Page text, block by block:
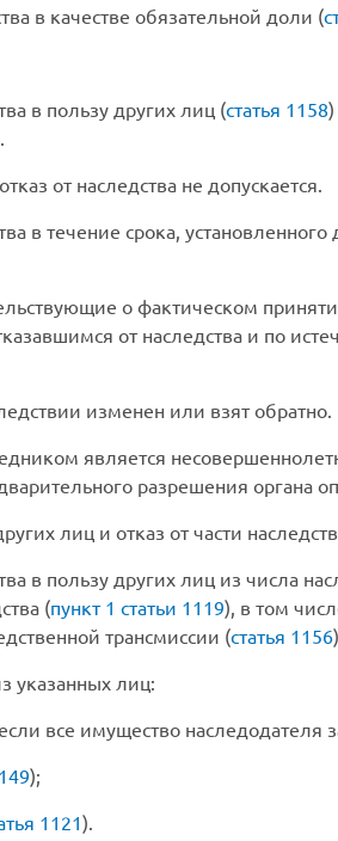
в качестве обязательной доли (
в пользу других лиц (статья 1158
отказ от наследства не допускается.
в течение срока,
о фактическом
от наследства и по
изменен или взят обратно.
является
разрешения органа
лиц и отказ от части
в пользу других лиц из числа
(пункт 1 статьи 1119), в том
трансмиссии (статья 1156
указанных лиц:
все имущество
);
1121).